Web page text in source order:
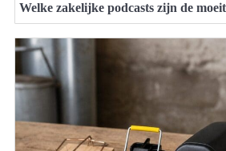
Welke zakelijke podcasts zijn de